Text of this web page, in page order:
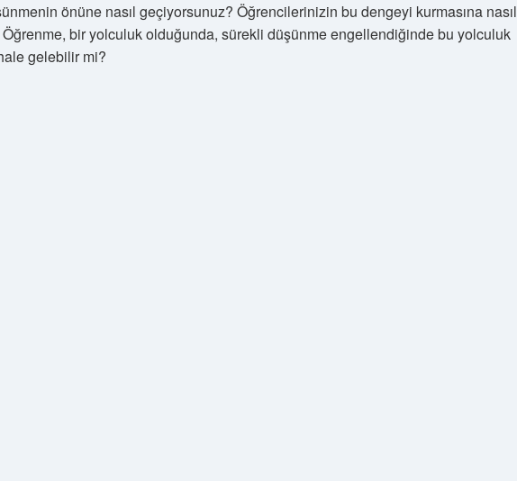
önüne nasıl geçiyorsunuz? Öğrencilerinizin bu dengeyi kurmasına nasıl
Öğrenme, bir yolculuk olduğunda, sürekli düşünme engellendiğinde bu yolculuk
gelebilir mi?